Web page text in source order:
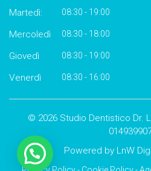
Martedì: 08:30 - 19:00
Mercoledì 08:30 - 18:00
Giovedì 08:30 - 19:00
Venerdì 08:30 - 16:00
© 2026 Studio Dentistico Dr.
Powered by LnW